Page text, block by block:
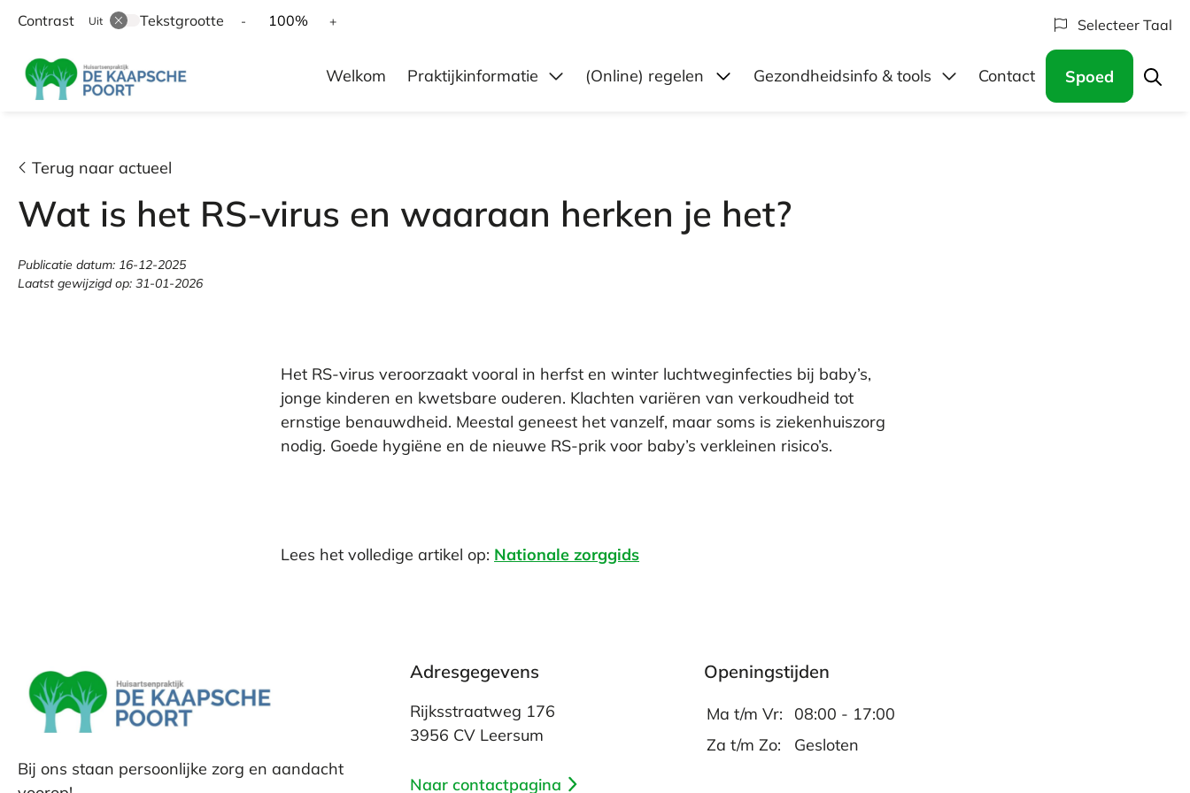
Contrast Uit Tekstgrootte
Tekst
- 100%
Tekst
10%
+ Selecteer Taal
Welkom Praktijkinformatie (Online) regelen Submenu: (Online) regelen
Gezondheidsinfo & tools Contact Spoed
Wat is het RS-virus en waaraan herken je het?
Terug naar actueel
Publicatie datum: 16-12-2025
Laatst gewijzigd op: 31-01-2026
Het RS-virus veroorzaakt vooral in herfst en winter luchtweginfecties bij baby’s,
jonge kinderen en kwetsbare ouderen. Klachten variëren van verkoudheid tot
ernstige benauwdheid. Meestal geneest het vanzelf, maar soms is ziekenhuiszorg
nodig. Goede hygiëne en de nieuwe RS-prik voor baby’s verkleinen risico’s.
Lees het volledige artikel op: Nationale zorggids
Bij ons staan persoonlijke zorg en aandacht
Adresgegevens
Rijksstraatweg 176
3956 CV Leersum
Naar contactpagina
Openingstijden
Ma t/m Vr:
08:00 - 17:00
Za t/m Zo:
Gesloten